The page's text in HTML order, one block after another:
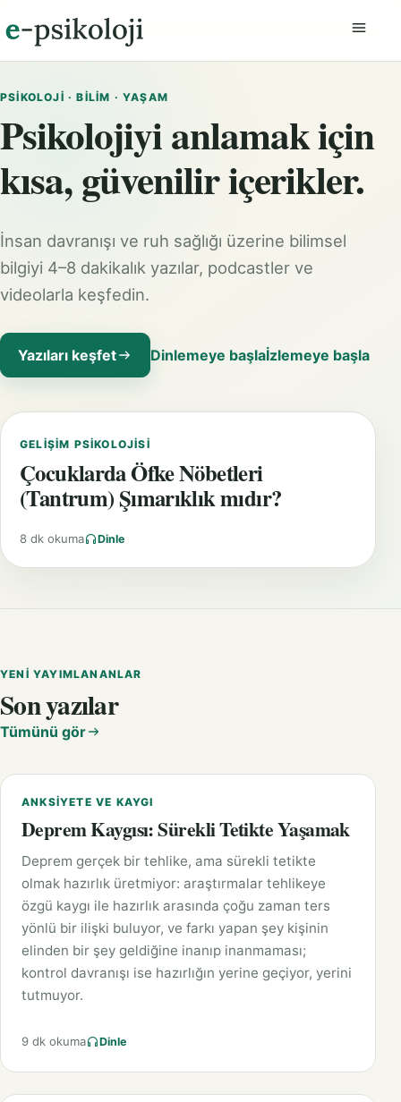
PSIKOLOJI · BILIM · YAŞAM
Psikolojiyi anlamak için
kısa, güvenilir içerikler.
İnsan davranışı ve ruh sağlığı üzerine bilimsel
bilgiyi 4–8 dakikalık yazılar, podcastler ve
videolarla keşfedin.
Yazıları keşfet Dinlemeye başlaİzlemeye başla
GELIŞIM PSIKOLOJISI
Çocuklarda Öfke Nöbetleri
(Tantrum) Şımarıklık mıdır?
8 dk okuma Dinle
YENI YAYIMLANANLAR
Son yazılar
Tümünü gör
ANKSIYETE VE KAYGI
Deprem Kaygısı: Sürekli Tetikte Yaşamak
Deprem gerçek bir tehlike, ama sürekli tetikte
olmak hazırlık üretmiyor: araştırmalar tehlikeye
özgü kaygı ile hazırlık arasında çoğu zaman ters
yönlü bir ilişki buluyor, ve farkı yapan şey kişinin
elinden bir şey geldiğine inanıp inanmaması;
kontrol davranışı ise hazırlığın yerine geçiyor, yerini
tutmuyor.
9 dk okuma Dinle